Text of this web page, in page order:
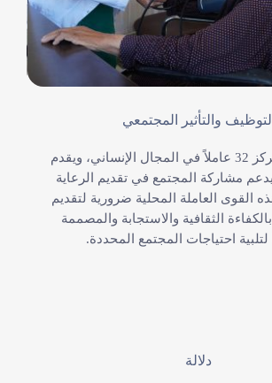
التوظيف والتأثير المجتمعي
ويعمل في المركز 32 عاملاً في المجال الإنساني، ويقدم
مشاركة المجتمع في تقديم الرعاية
القوى العاملة المحلية ضرورية لتقديم
الثقافية والاستجابة والمصممة
احتياجات المجتمع المحددة.
دلالة